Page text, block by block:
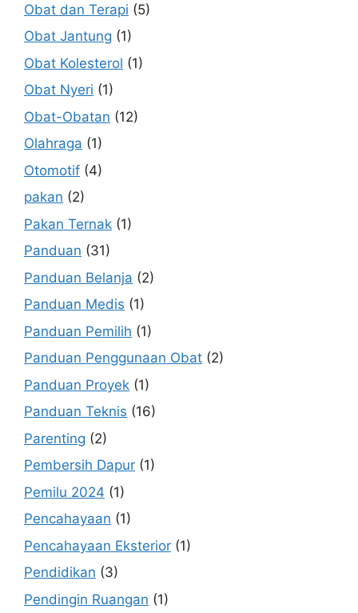
Obat dan Terapi (5)
Obat Jantung (1)
Obat Kolesterol (1)
Obat Nyeri (1)
Obat-Obatan (12)
Olahraga (1)
Otomotif (4)
pakan (2)
Pakan Ternak (1)
Panduan (31)
Panduan Belanja (2)
Panduan Medis (1)
Panduan Pemilih (1)
Panduan Penggunaan Obat (2)
Panduan Proyek (1)
Panduan Teknis (16)
Parenting (2)
Pembersih Dapur (1)
Pemilu 2024 (1)
Pencahayaan (1)
Pencahayaan Eksterior (1)
Pendidikan (3)
Pendingin Ruangan (1)